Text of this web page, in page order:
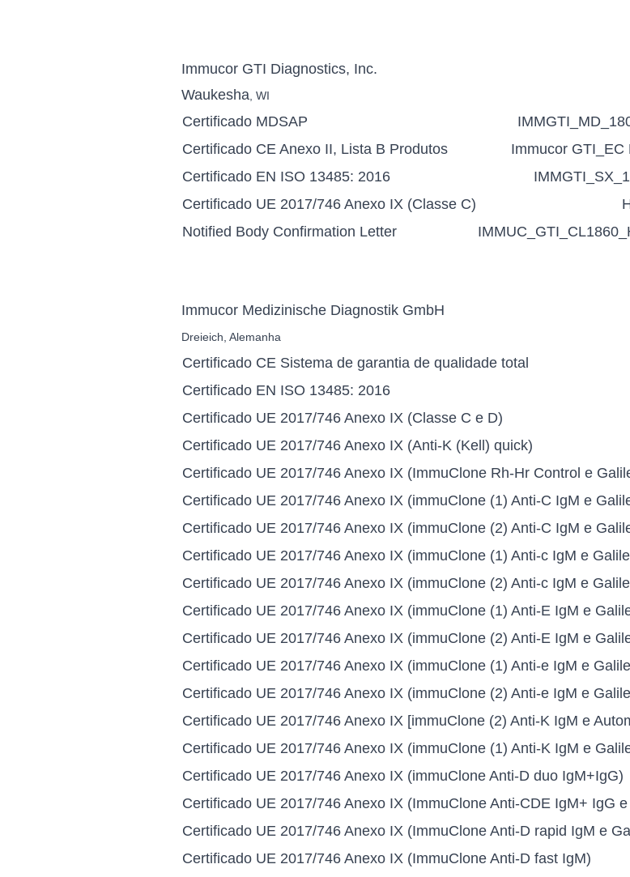
Immucor GTI Diagnostics, Inc.
Waukesha , WI
Certificado MDSAP
Certificado CE Anexo II, Lista B Produtos
Immucor GTI_EC
Certificado EN ISO 13485: 2016
Certificado UE 2017/746 Anexo IX (Classe C)
Notified Body Confirmation Letter
Immucor Medizinische Diagnostik GmbH
Dreieich, Alemanha
Certificado CE Sistema de garantia de qualidade total
Certificado EN ISO 13485: 2016
Certificado UE 2017/746 Anexo IX (Classe C e D)
Certificado UE 2017/746 Anexo IX (Anti-K (Kell) quick)
Certificado UE 2017/746 Anexo IX (ImmuClone Rh-Hr Control e
Certificado UE 2017/746 Anexo IX (immuClone (1) Anti-C IgM e
Certificado UE 2017/746 Anexo IX (immuClone (2) Anti-C IgM e
Certificado UE 2017/746 Anexo IX (immuClone (1) Anti-c IgM e
Certificado UE 2017/746 Anexo IX (immuClone (2) Anti-c IgM e
Certificado UE 2017/746 Anexo IX (immuClone (1) Anti-E IgM e
Certificado UE 2017/746 Anexo IX (immuClone (2) Anti-E IgM e
Certificado UE 2017/746 Anexo IX (immuClone (1) Anti-e IgM e
Certificado UE 2017/746 Anexo IX (immuClone (2) Anti-e IgM e
Certificado UE 2017/746 Anexo IX [immuClone (2) Anti-K IgM e
Certificado UE 2017/746 Anexo IX (immuClone (1) Anti-K IgM e
Certificado UE 2017/746 Anexo IX (immuClone Anti-D duo IgM+IgG)
Certificado UE 2017/746 Anexo IX (ImmuClone Anti-CDE IgM+ IgG
Certificado UE 2017/746 Anexo IX (ImmuClone Anti-D rapid IgM e
Certificado UE 2017/746 Anexo IX (ImmuClone Anti-D fast IgM)